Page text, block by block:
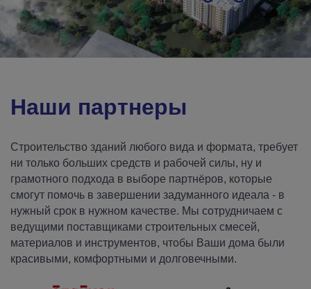
Наши партнеры
Строительство зданий любого вида и формата, требует
ни только больших средств и рабочей силы, ну и
грамотного подхода в выборе партнёров, которые
смогут помочь в завершении задуманного идеала - в
нужный срок в нужном качестве. Мы сотрудничаем с
ведущими поставщиками строительных смесей,
материалов и инструментов, чтобы Ваши дома были
красивыми, комфортными и долговечными.